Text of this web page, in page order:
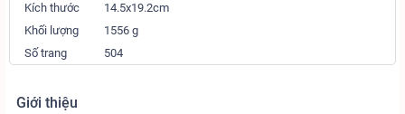
Kích thước
14.5x19.2cm
Khối lượng
1556 g
Số trang
504
Giới thiệu